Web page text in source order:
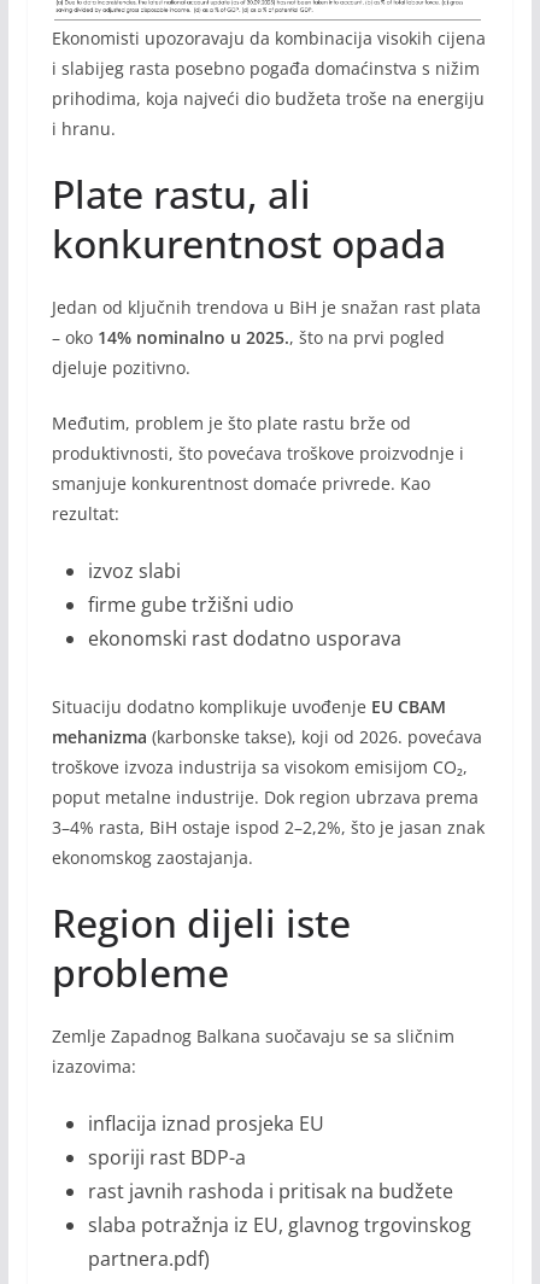
Ekonomisti upozoravaju da kombinacija visokih cijena
i slabijeg rasta posebno pogađa domaćinstva s nižim
prihodima, koja najveći dio budžeta troše na energiju
i hranu.
Plate rastu, ali
konkurentnost opada
Jedan od ključnih trendova u BiH je snažan rast plata
– oko 14% nominalno u 2025., što na prvi pogled
djeluje pozitivno.
Međutim, problem je što plate rastu brže od
produktivnosti, što povećava troškove proizvodnje i
smanjuje konkurentnost domaće privrede. Kao
rezultat:
izvoz slabi
firme gube tržišni udio
ekonomski rast dodatno usporava
Situaciju dodatno komplikuje uvođenje EU CBAM
mehanizma (karbonske takse), koji od 2026. povećava
troškove izvoza industrija sa visokom emisijom CO₂,
poput metalne industrije. Dok region ubrzava prema
3–4% rasta, BiH ostaje ispod 2–2,2%, što je jasan znak
ekonomskog zaostajanja.
Region dijeli iste
probleme
Zemlje Zapadnog Balkana suočavaju se sa sličnim
izazovima:
inflacija iznad prosjeka EU
sporiji rast BDP-a
rast javnih rashoda i pritisak na budžete
slaba potražnja iz EU, glavnog trgovinskog
partnera.pdf)